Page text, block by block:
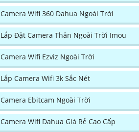
Camera Wifi 360 Dahua Ngoài Trời
Lắp Đặt Camera Thân Ngoài Trời Imou
Camera Wifi Ezviz Ngoài Trời
Lắp Camera Wifi 3k Sắc Nét
Camera Ebitcam Ngoài Trời
Camera Wifi Dahua Giá Rẻ Cao Cấp